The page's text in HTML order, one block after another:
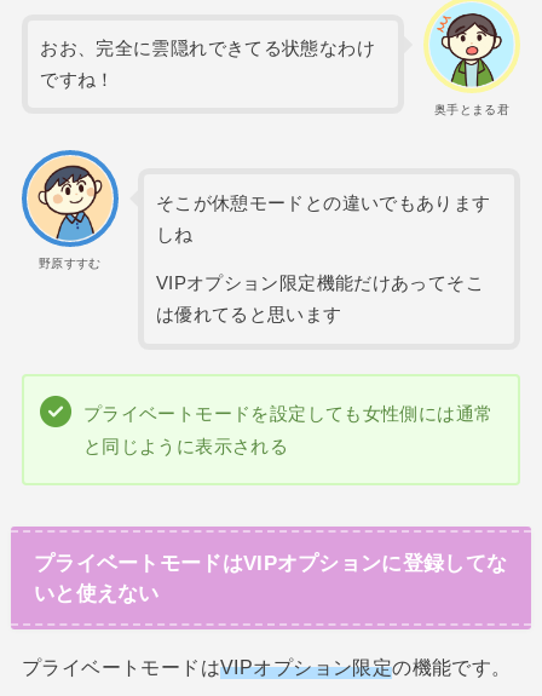
奥手とまる君
おお、完全に雲隠れできてる状態なわけ
ですね！
野原すすむ
そこが休憩モードとの違いでもあります
しね
VIPオプション限定機能だけあってそこ
は優れてると思います
プライベートモードを設定しても女性側には通常
と同じように表示される
プライベートモードはVIPオプションに登録してな
いと使えない
プライベートモードはVIPオプション限定の機能です。